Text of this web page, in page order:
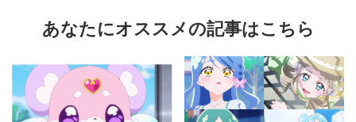
あなたにオススメの記事はこちら